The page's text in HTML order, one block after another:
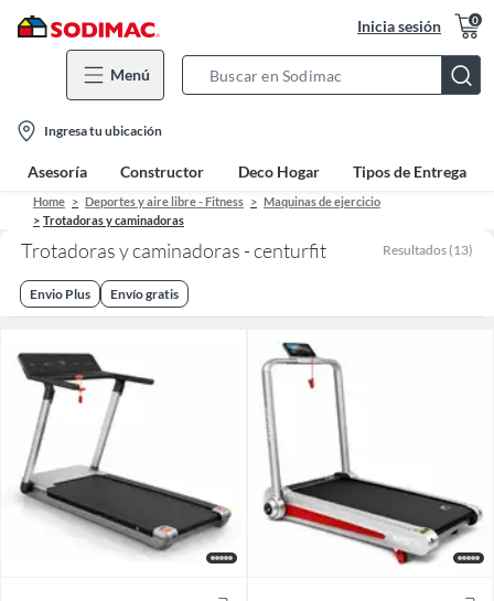
Inicia sesión 0
Menú
Bar
location-
icon
Ingresa tu ubicación
Asesoría Constructor Deco Hogar Tipos de Entrega
Home Deportes y aire libre - Fitness
Maquinas de ejercicio
Trotadoras y caminadoras
Trotadoras y caminadoras - centurfit Resultados (13)
Envio Plus Envío gratis